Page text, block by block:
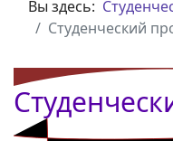
Вы здесь:
Студенческий